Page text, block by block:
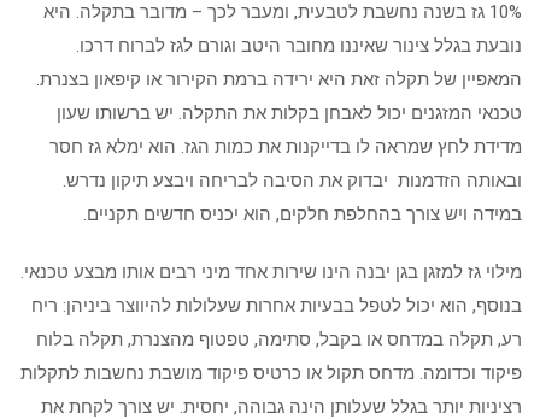
10% גז בשנה נחשבת לטבעית, ומעבר לכך – מדובר בתקלה. היא
נובעת בגלל צינור שאיננו מחובר היטב וגורם לגז לברוח דרכו.
המאפיין של תקלה זאת היא ירידה ברמת הקירור או קיפאון בצנרת.
טכנאי המזגנים יכול לאבחן בקלות את התקלה. יש ברשותו שעון
מדידת לחץ שמראה לו בדייקנות את כמות הגז. הוא ימלא גז חסר
ובאותה הזדמנות יבדוק את הסיבה לבריחה ויבצע תיקון נדרש.
במידה ויש צורך בהחלפת חלקים, הוא יכניס חדשים תקניים.
מילוי גז למזגן בגן יבנה הינו שירות אחד מיני רבים אותו מבצע טכנאי.
בנוסף, הוא יכול לטפל בבעיות אחרות שעלולות להיווצר ביניהן: ריח
רע, תקלה במדחס או בקבל, סתימה, טפטוף מהצנרת, תקלה בלוח
פיקוד וכדומה. מדחס תקול או כרטיס פיקוד מושבת נחשבות לתקלות
רציניות יותר בגלל שעלותן הינה גבוהה, יחסית. יש צורך לקחת את